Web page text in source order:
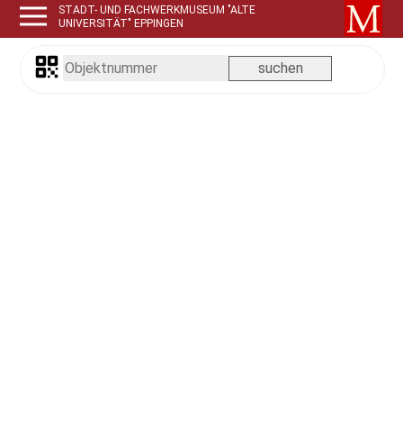
STADT- UND FACHWERKMUSEUM "ALTE
UNIVERSITÄT" EPPINGEN